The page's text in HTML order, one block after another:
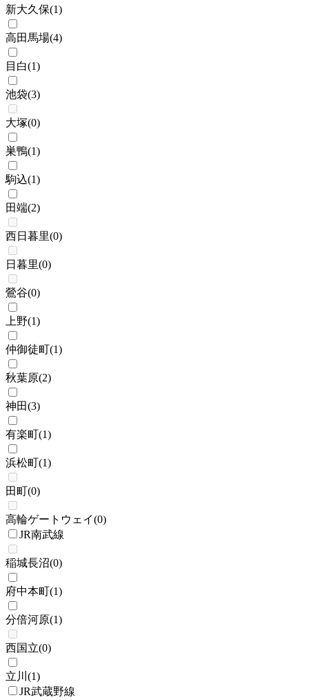
新大久保(1)
高田馬場(4)
目白(1)
池袋(3)
大塚(0)
巣鴨(1)
駒込(1)
田端(2)
西日暮里(0)
日暮里(0)
鶯谷(0)
上野(1)
仲御徒町(1)
秋葉原(2)
神田(3)
有楽町(1)
浜松町(1)
田町(0)
高輪ゲートウェイ(0)
JR南武線
稲城長沼(0)
府中本町(1)
分倍河原(1)
西国立(0)
立川 (1)
JR武蔵野線